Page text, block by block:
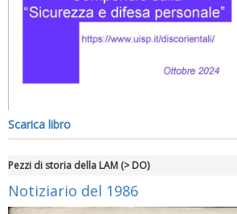
Scarica libro
Pezzi di storia della LAM (> DO)
Notiziario del 1986